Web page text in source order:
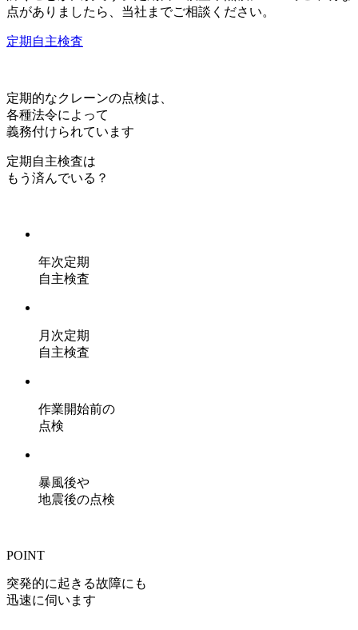
点がありましたら、当社までご相談ください。
定期自主検査
定期的なクレーンの点検は、
各種法令によって
義務付けられています
定期自主検査は
もう済んでいる？
年次定期
自主検査
月次定期
自主検査
作業開始前の
点検
暴風後や
地震後の点検
POINT
突発的に起きる故障にも
迅速に伺います